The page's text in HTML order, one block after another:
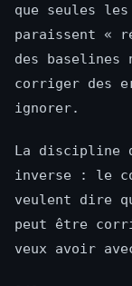
que seules
paraissent «
des baselines
corriger des
ignorer.
La discipline
inverse : le
veulent dire
peut être
veux avoir